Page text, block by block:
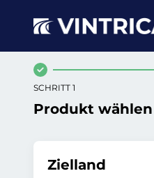
SCHRITT 1
Produkt wählen
Zielland